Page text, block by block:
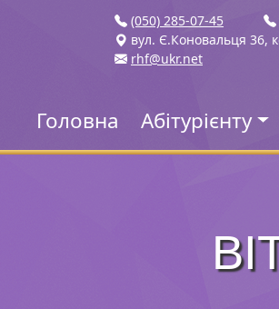
Головна Абітурієнту
(050) 285-07-45
вул. Є.Коновальця 36,
rhf@ukr.net